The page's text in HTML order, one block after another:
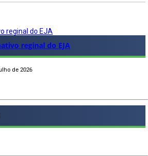
reginal do EJA
reginal do EJA
de 2026